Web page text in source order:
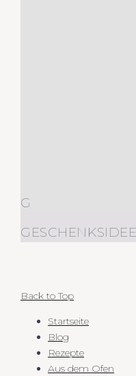
G
Back to Top
Startseite
Blog
Rezepte
Aus dem Ofen